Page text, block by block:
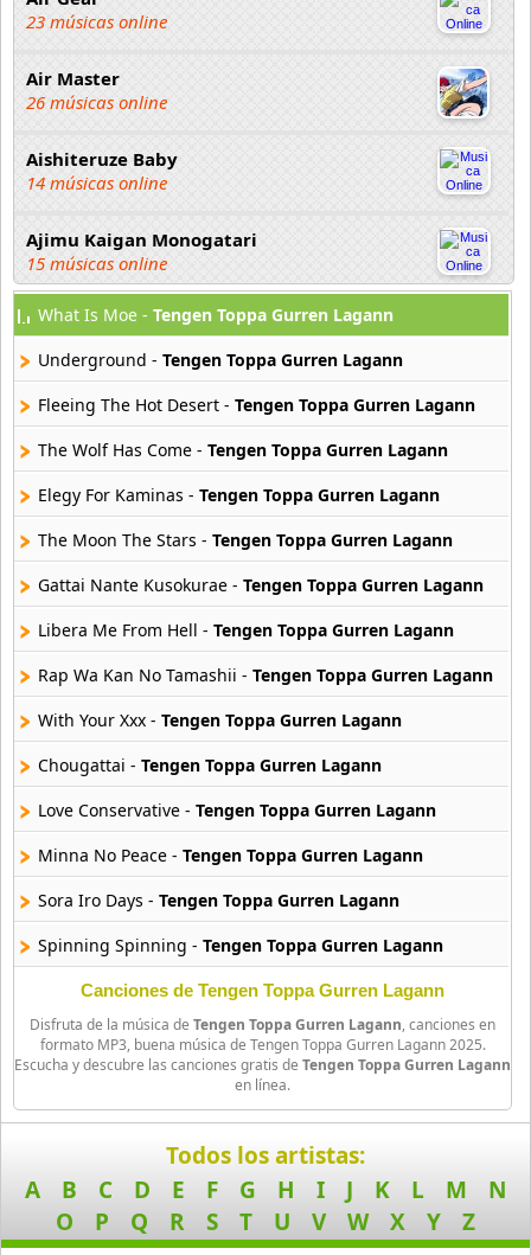
23 músicas online
Air Master
26 músicas online
Aishiteruze Baby
14 músicas online
Ajimu Kaigan Monogatari
15 músicas online
Akahori Gedou Hour Rabuge
29 músicas online
Akane Iro Ni Samoru Saka
26 músicas online
6 músicas online
Akikan
15 músicas online
Alejandro Arnais
3 músicas online
Amaenaideyo
26 músicas online
Amagami Ss
50 músicas online
Amatsuki
20 músicas online
Angel Beats
39 músicas online
Angel Heart
36 músicas online
Angel Sanctuary
19 músicas online
3 músicas online
What Is Moe - Tengen Toppa Gurren Lagann
Underground - Tengen Toppa Gurren Lagann
Fleeing The Hot Desert - Tengen Toppa Gurren Lagann
The Wolf Has Come - Tengen Toppa Gurren Lagann
Elegy For Kaminas - Tengen Toppa Gurren Lagann
The Moon The Stars - Tengen Toppa Gurren Lagann
Gattai Nante Kusokurae - Tengen Toppa Gurren Lagann
Libera Me From Hell - Tengen Toppa Gurren Lagann
Rap Wa Kan No Tamashii - Tengen Toppa Gurren Lagann
With Your Xxx - Tengen Toppa Gurren Lagann
Chougattai - Tengen Toppa Gurren Lagann
Love Conservative - Tengen Toppa Gurren Lagann
Minna No Peace - Tengen Toppa Gurren Lagann
Sora Iro Days - Tengen Toppa Gurren Lagann
Spinning Spinning - Tengen Toppa Gurren Lagann
Lovely Boobs -Tengen Toppa Gurren Lagann
Preparations Are Essential -Tengen Toppa Gurren Lagann
With Your Heavens -
Tengen Toppa Gurren Lagann
Happily Ever After -Tengen Toppa Gurren Lagann
Tengen Toppa Gurren Lagann
Rap Wa Kan No Datta -
Tengen Toppa Gurren Lagann
Canciones de Tengen Toppa Gurren Lagann
Disfruta de la música de Tengen Toppa Gurren Lagann, canciones en
formato MP3, buena música de Tengen Toppa Gurren Lagann 2025.
Escucha y descubre las canciones gratis de Tengen Toppa Gurren Lagann
en línea.
Todos los artistas:
A
B C D E F G H I J K L M
N
O
P Q R S T U V W X Y Z